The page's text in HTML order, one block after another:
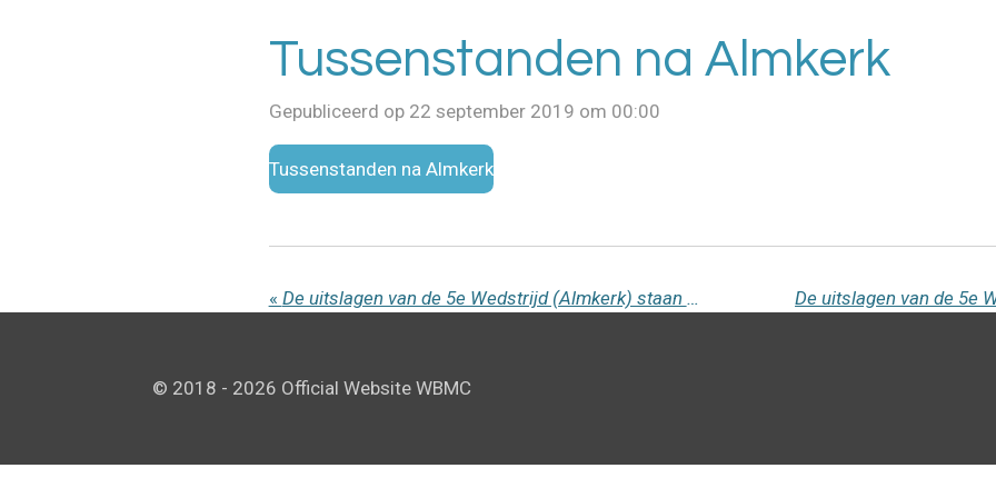
Tussenstanden na Almkerk
Gepubliceerd op 22 september 2019 om 00:00
Tussenstanden na Almkerk
« De uitslagen van de 5e Wedstrijd (Almkerk) staan online
© 2018 - 2026 Official Website WBMC